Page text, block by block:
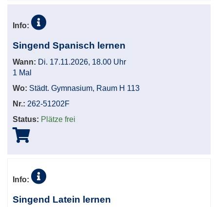
Info:
Singend Spanisch lernen
Wann: Di. 17.11.2026, 18.00 Uhr
1 Mal
Wo: Städt. Gymnasium, Raum H 113
Nr.: 262-51202F
Status: Plätze frei
Info:
Singend Latein lernen